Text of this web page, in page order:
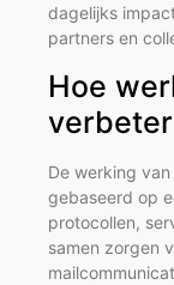
dagelijks
partners en
Hoe
De werking van
gebaseerd op
protocollen,
samen zorgen